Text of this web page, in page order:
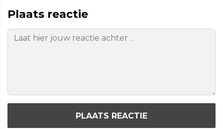
Plaats reactie
PLAATS REACTIE